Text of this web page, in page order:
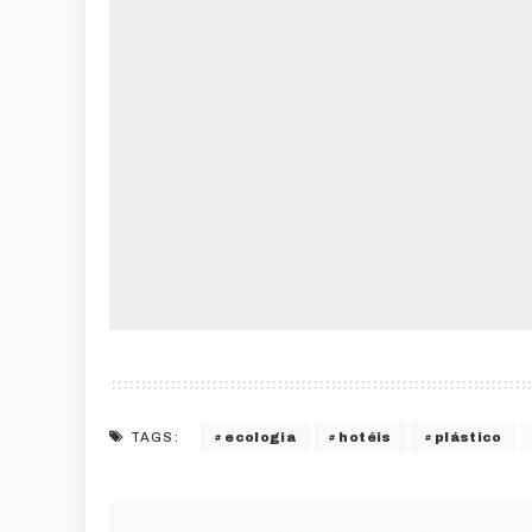
TAGS: ecologia hotéis plástico